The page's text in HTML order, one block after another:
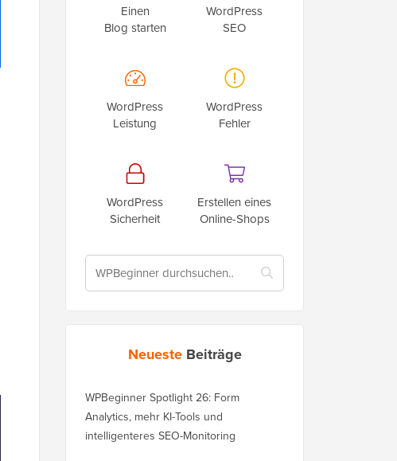
Einen
Blog starten
WordPress
SEO
WordPress
Leistung
WordPress
Fehler
WordPress
Sicherheit
Erstellen eines
Online-Shops
Neueste Beiträge
WPBeginner Spotlight 26: Form
Analytics, mehr KI-Tools und
intelligenteres SEO-Monitoring